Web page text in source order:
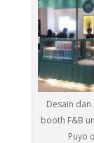
Desain
booth F&B
Puyo